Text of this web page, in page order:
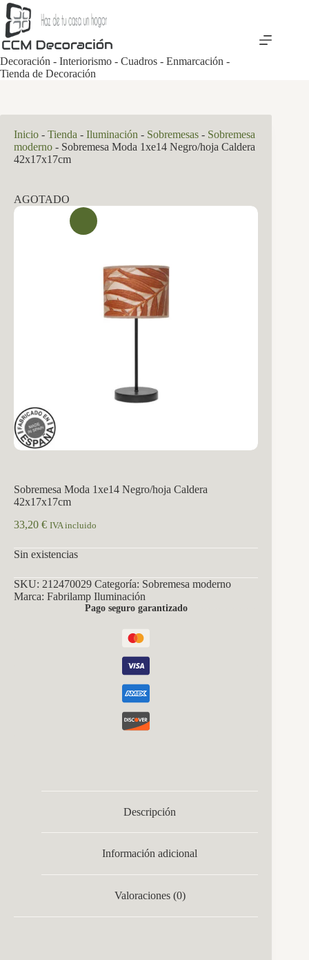
Saltar
al
contenido
Decoración - Interiorismo - Cuadros - Enmarcación -
Tienda de Decoración
Inicio - Tienda - Iluminación - Sobremesas - Sobremesa
moderno - Sobremesa Moda 1xe14 Negro/hoja Caldera
42x17x17cm
AGOTADO
Sobremesa Moda 1xe14 Negro/hoja Caldera
42x17x17cm
33,20 € IVA incluido
Sin existencias
SKU: 212470029 Categoría: Sobremesa moderno
Marca: Fabrilamp Iluminación
Pago seguro garantizado
Descripción
Información adicional
Valoraciones (0)